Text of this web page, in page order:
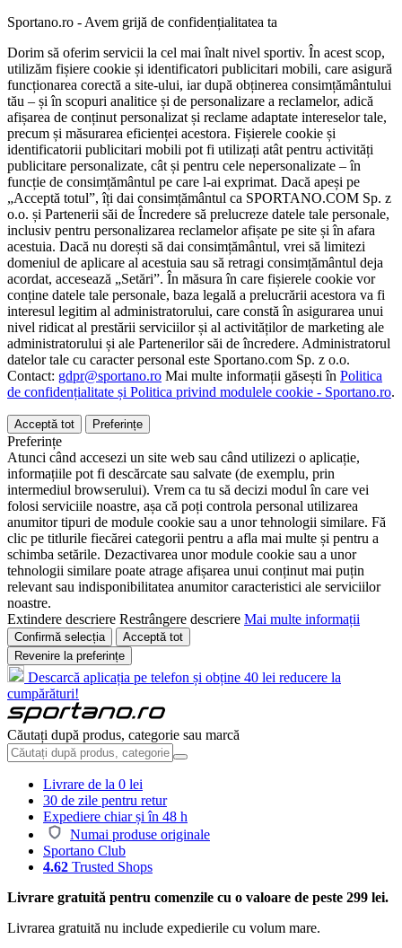
Sportano.ro - Avem grijă de confidențialitatea ta
Dorim să oferim servicii la cel mai înalt nivel sportiv. În acest scop,
utilizăm fișiere cookie și identificatori publicitari mobili, care asigură
funcționarea corectă a site-ului, iar după obținerea consimțământului
tău – și în scopuri analitice și de personalizare a reclamelor, adică
afișarea de conținut personalizat și reclame adaptate intereselor tale,
precum și măsurarea eficienței acestora. Fișierele cookie și
identificatorii publicitari mobili pot fi utilizați atât pentru activități
publicitare personalizate, cât și pentru cele nepersonalizate – în
funcție de consimțământul pe care l-ai exprimat. Dacă apeși pe
„Acceptă totul”, îți dai consimțământul ca SPORTANO.COM Sp. z
o.o. și Partenerii săi de Încredere să prelucreze datele tale personale,
inclusiv pentru personalizarea reclamelor afișate pe site și în afara
acestuia. Dacă nu dorești să dai consimțământul, vrei să limitezi
domeniul de aplicare al acestuia sau să retragi consimțământul deja
acordat, accesează „Setări”. În măsura în care fișierele cookie vor
conține datele tale personale, baza legală a prelucrării acestora va fi
interesul legitim al administratorului, care constă în asigurarea unui
nivel ridicat al prestării serviciilor și al activităților de marketing ale
administratorului și ale Partenerilor săi de încredere. Administratorul
datelor tale cu caracter personal este Sportano.com Sp. z o.o.
Contact: gdpr@sportano.ro Mai multe informații găsești în Politica
de confidențialitate și Politica privind modulele cookie - Sportano.ro.
Acceptă tot Preferințe
Preferințe
Atunci când accesezi un site web sau când utilizezi o aplicație,
informațiile pot fi descărcate sau salvate (de exemplu, prin
intermediul browserului). Vrem ca tu să decizi modul în care vei
folosi serviciile noastre, așa că poți controla personal utilizarea
anumitor tipuri de module cookie sau a unor tehnologii similare. Fă
clic pe titlurile fiecărei categorii pentru a afla mai multe și pentru a
schimba setările. Dezactivarea unor module cookie sau a unor
tehnologii similare poate atrage afișarea unui conținut mai puțin
relevant sau indisponibilitatea anumitor caracteristici ale serviciilor
noastre.
Extindere descriere Restrângere descriere Mai multe informații
Confirmă selecția
Acceptă tot
Revenire la preferințe
Descarcă aplicația pe telefon și obține 40 lei reducere la
cumpărături!
Căutați după produs, categorie sau marcă
Livrare de la 0 lei
30 de zile pentru retur
Expediere chiar și în 48 h
Numai produse originale
Sportano Club
4.62 Trusted Shops
Livrare gratuită pentru comenzile cu o valoare de peste 299 lei.
Livrarea gratuită nu include expedierile cu volum mare.